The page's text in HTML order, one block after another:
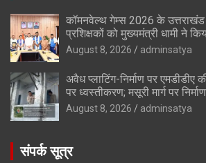
कॉमनवेल्थ गेम्स 2026 के
प्रशिक्षकों को मुख्यमंत्री धामी ने
August 8, 2026 adminsatya
अवैध प्लाटिंग-निर्माण पर एमडीडीए
पर ध्वस्तीकरण; मसूरी मार्ग पर
August 8, 2026 adminsatya
संपर्क सूत्र